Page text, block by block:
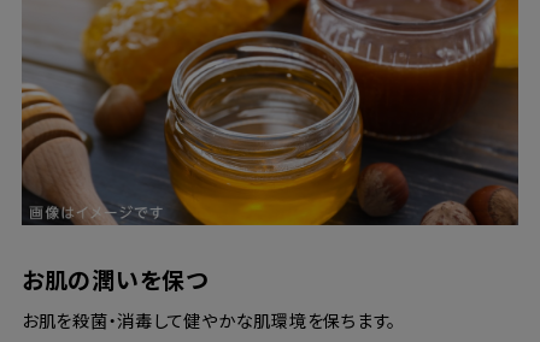
お肌の潤いを保つ
お肌を殺菌・消毒して健やかな肌環境を保ちます。